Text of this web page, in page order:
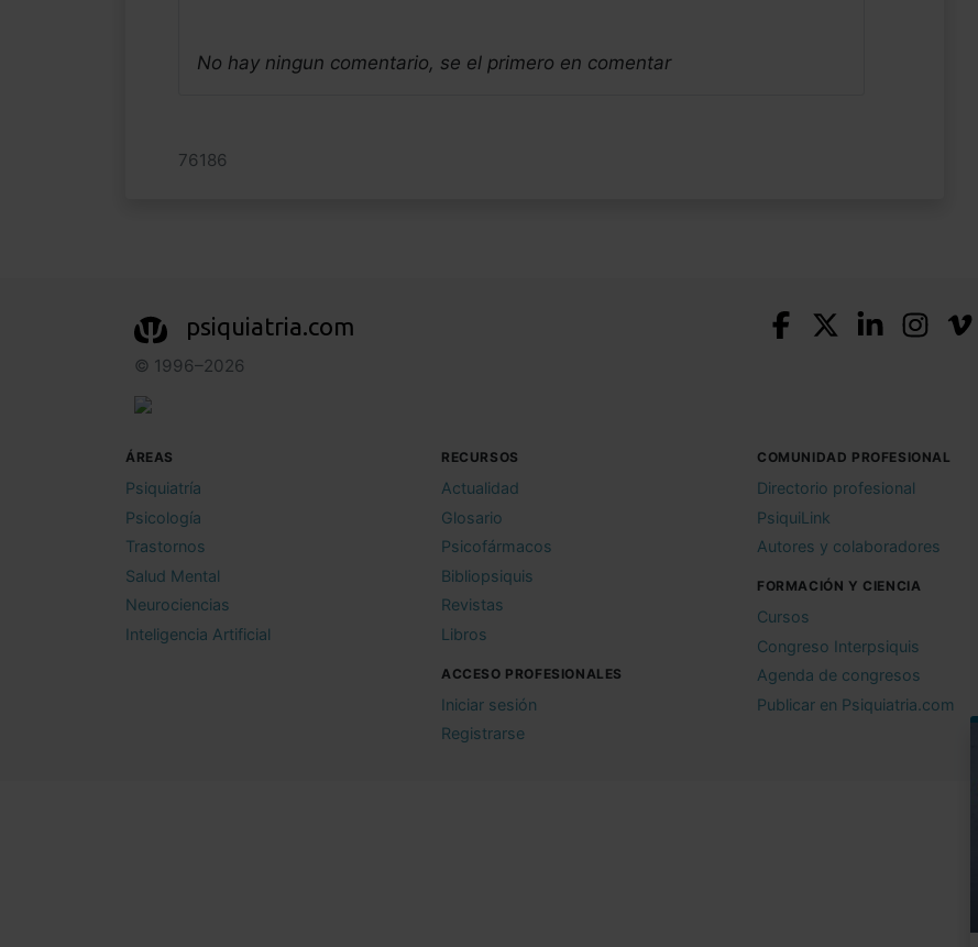
No hay ningun comentario, se el primero en comentar
76186
psiquiatria.com
© 1996–2026
ÁREAS
Psiquiatría
Psicología
Trastornos
Salud Mental
Neurociencias
Inteligencia Artificial
RECURSOS
Actualidad
Glosario
Psicofármacos
Bibliopsiquis
Revistas
Libros
ACCESO PROFESIONALES
Iniciar sesión
Registrarse
COMUNIDAD PROFESIONAL
Directorio profesional
PsiquiLink
Autores y colaboradores
FORMACIÓN Y CIENCIA
Cursos
Congreso Interpsiquis
Agenda de congresos
Publicar en Psiquiatria.com